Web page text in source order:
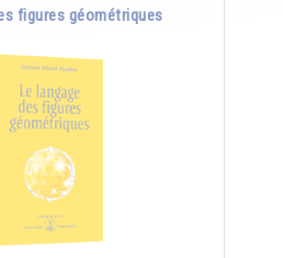
figures géométriques